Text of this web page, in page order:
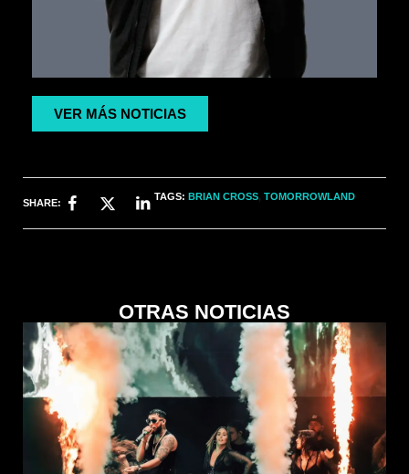
VER MÁS NOTICIAS
SHARE:
TAGS:BRIAN CROSS,TOMORROWLAND
OTRAS NOTICIAS